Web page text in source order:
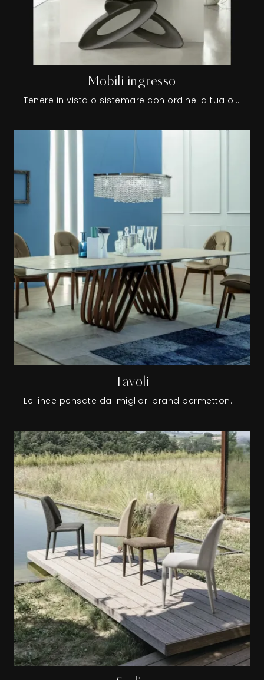
Mobili ingresso
Tenere in vista o sistemare con ordine la tua oggettistica non è l’unico compito dei Mobili ingresso, di fatto contribuiscono anche a enfatizzare il locale ottimizzandolo con logica e coerenza.
Tavoli
Le linee pensate dai migliori brand permettono di scegliere tra Tavoli rotondi, ovali o squadrati; anche per quanto concerne i materiali, le opzioni possibili sono varie: legno, vetro, metallo e pietra.